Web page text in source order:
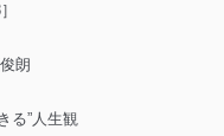
朗
る”人生観